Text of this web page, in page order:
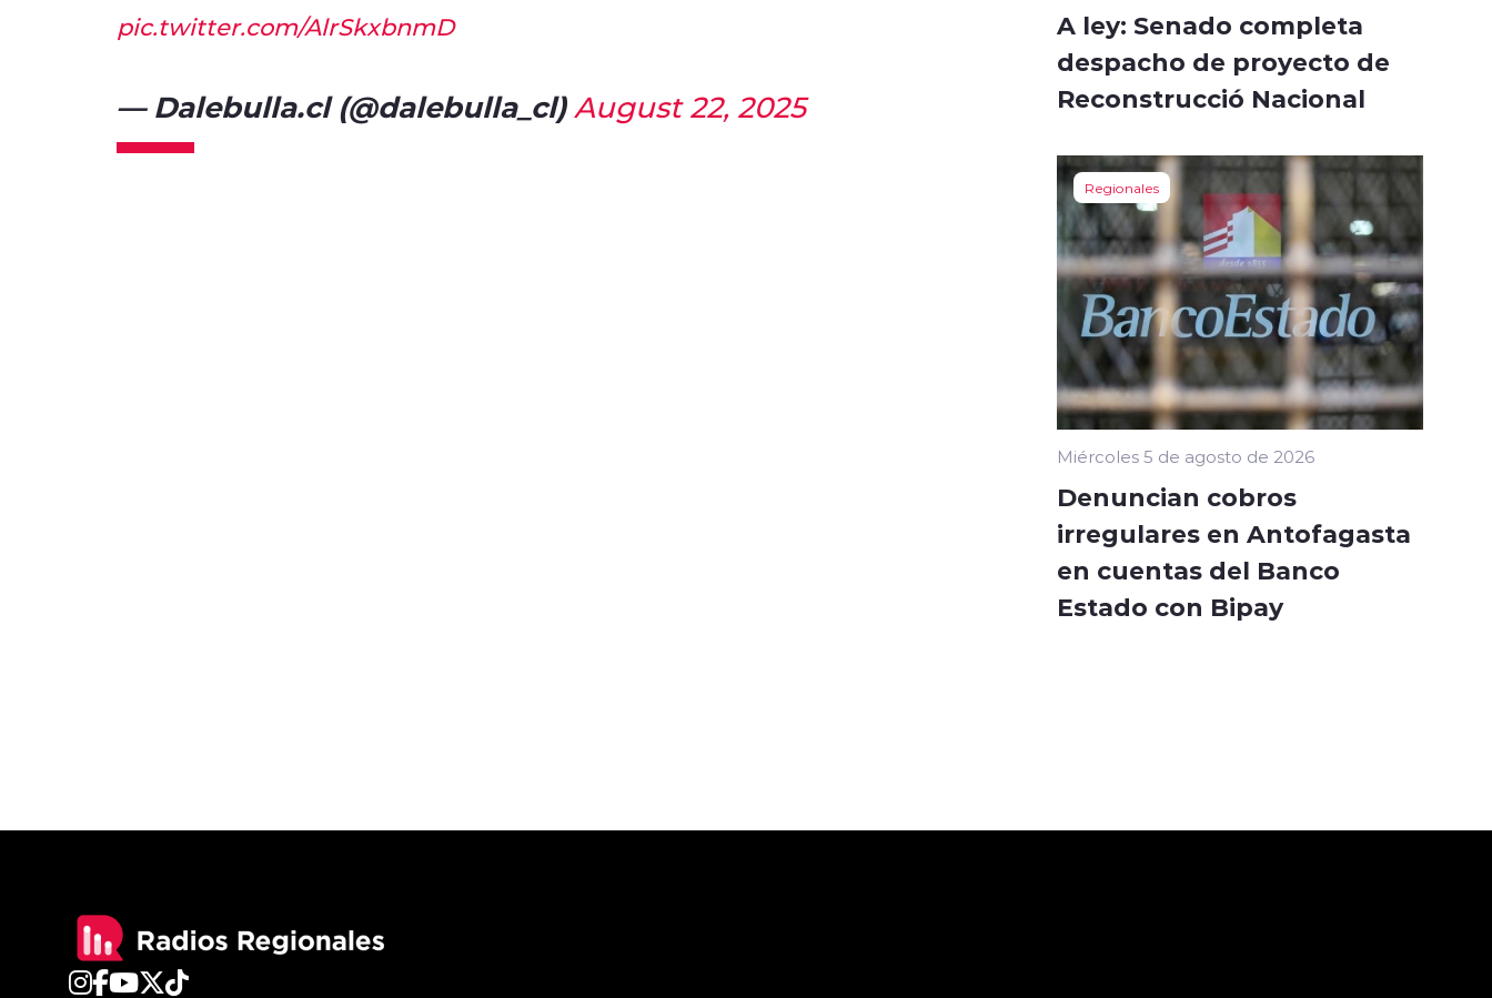
pic.twitter.com/AlrSkxbnmD
— Dalebulla.cl (@dalebulla_cl) August 22, 2025
A ley: Senado completa
despacho de proyecto de
Reconstrucció Nacional
Regionales
Miércoles 5 de agosto de 2026
Denuncian cobros
irregulares en Antofagasta
en cuentas del Banco
Estado con Bipay